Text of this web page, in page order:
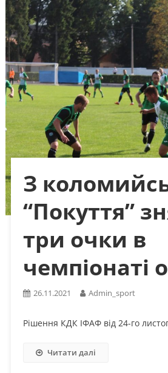
З
“Покуття”
три очки в
чемпіонаті
26.11.2021 Admin_sport
Рішення КДК ІФАФ від 24-го
Читати далі